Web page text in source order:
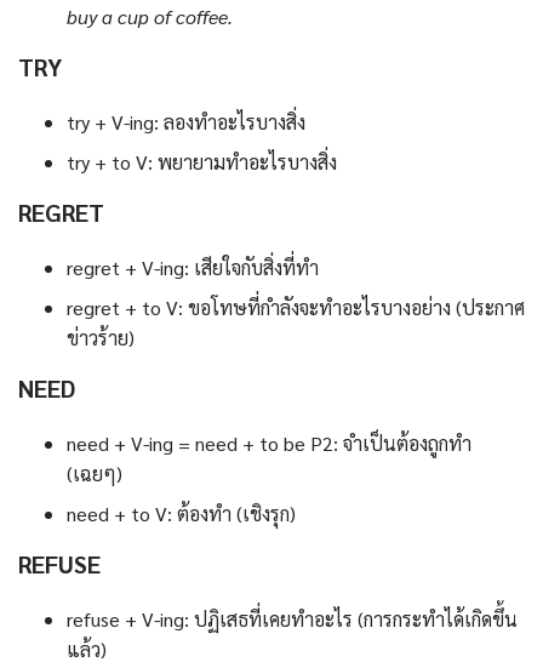
buy a cup of coffee.
TRY
try + V-ing: ลองทำอะไรบางสิ่ง
try + to V: พยายามทำอะไรบางสิ่ง
REGRET
regret + V-ing: เสียใจกับสิ่งที่ทำ
regret + to V: ขอโทษที่กำลังจะทำอะไรบางอย่าง (ประกาศ
ข่าวร้าย)
NEED
need + V-ing = need + to be P2: จำเป็นต้องถูกทำ
(เฉยๆ)
need + to V: ต้องทำ (เชิงรุก)
REFUSE
refuse + V-ing: ปฏิเสธที่เคยทำอะไร (การกระทำได้เกิดขึ้น
แล้ว)